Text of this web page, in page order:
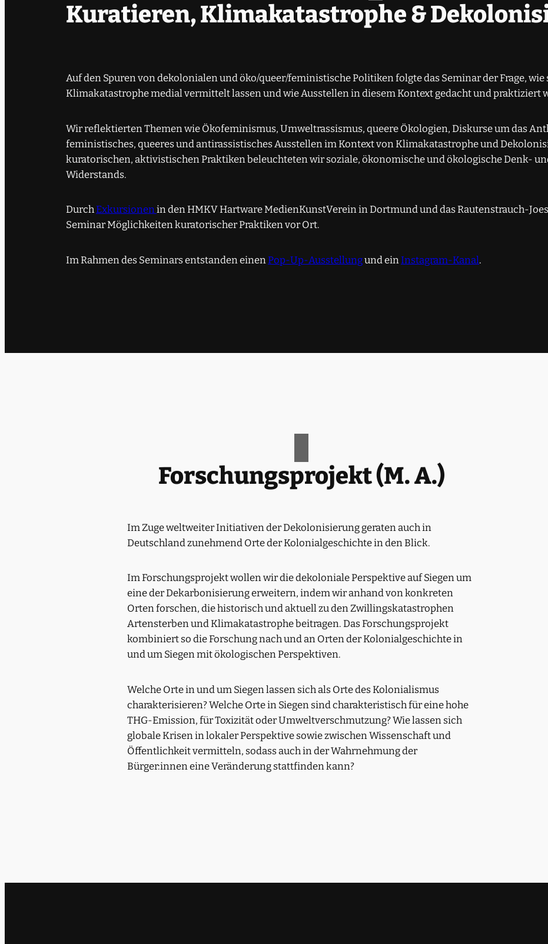
Kuratieren, Klimakatastrophe &
Auf den Spuren von dekolonialen und öko/queer/feministische Politiken folgte das Seminar der Frage,
Klimakatastrophe medial vermittelt lassen und wie Ausstellen in diesem Kontext gedacht und praktiziert
Wir reflektierten Themen wie Ökofeminismus, Umweltrassismus, queere Ökologien, Diskurse um das
feministisches, queeres und antirassistisches Ausstellen im Kontext von Klimakatastrophe und
kuratorischen, aktivistischen Praktiken beleuchteten wir soziale, ökonomische und ökologische Denk-
Widerstands.
DurchExkursionenin den HMKV Hartware MedienKunstVerein in Dortmund und das Rautenstrauch-
Seminar Möglichkeiten kuratorischer Praktiken vor Ort.
Im Rahmen des Seminars entstanden einen Pop-Up-Ausstellungund ein Instagram-Kanal.
Forschungsprojekt (M. A.)
Im Zuge weltweiter Initiativen der Dekolonisierung geraten auch in
Deutschland zunehmend Orte der Kolonialgeschichte in den Blick.
Im Forschungsprojekt wollen wir die dekoloniale Perspektive auf Siegen um
eine der Dekarbonisierung erweitern, indem wir anhand von konkreten
Orten forschen, die historisch und aktuell zu den Zwillingskatastrophen
Artensterben und Klimakatastrophe beitragen. Das Forschungsprojekt
kombiniert so die Forschung nach und an Orten der Kolonialgeschichte in
und um Siegen mit ökologischen Perspektiven.
Welche Orte in und um Siegen lassen sich als Orte des Kolonialismus
charakterisieren? Welche Orte in Siegen sind charakteristisch für eine hohe
THG-Emission, für Toxizität oder Umweltverschmutzung? Wie lassen sich
globale Krisen in lokaler Perspektive sowie zwischen Wissenschaft und
Öffentlichkeit vermitteln, sodass auch in der Wahrnehmung der
Bürger:innen eine Veränderung stattfinden kann?